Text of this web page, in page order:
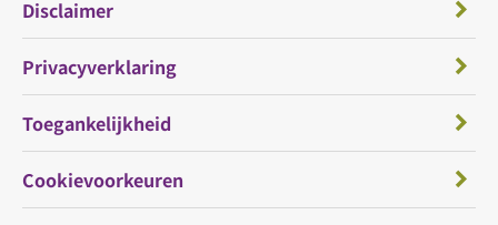
Disclaimer
Privacyverklaring
Toegankelijkheid
Cookievoorkeuren